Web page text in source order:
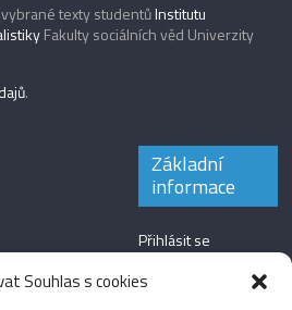
Souhlas s cookies
texty studentůInstitutu
Fakulty sociálních věd Univerzity
.
Základní
informace
Přihlásit se
Zdroj kanálů